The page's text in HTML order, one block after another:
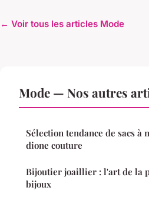
← Voir tous les articles Mode
Mode — Nos autres
Sélection tendance de sacs à
dione couture
Bijoutier joaillier : l'art de la
bijoux